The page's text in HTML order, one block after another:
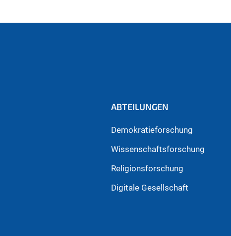
ABTEILUNGEN
Demokratieforschung
Wissenschaftsforschung
Religionsforschung
Digitale Gesellschaft